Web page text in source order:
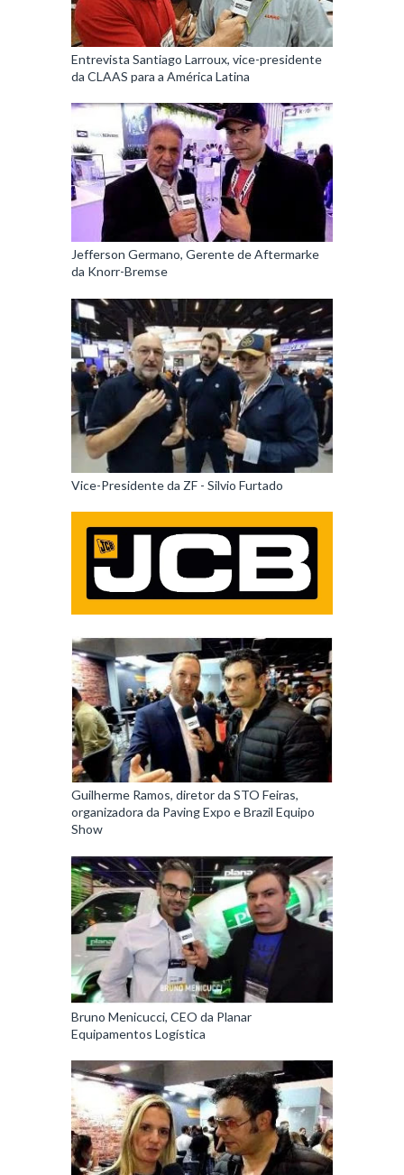
Entrevista Santiago Larroux, vice-presidente
da CLAAS para a América Latina
Jefferson Germano, Gerente de Aftermarke
da Knorr-Bremse
Vice-Presidente da ZF - Silvio Furtado
Guilherme Ramos, diretor da STO Feiras,
organizadora da Paving Expo e Brazil Equipo
Show
Bruno Menicucci, CEO da Planar
Equipamentos Logística